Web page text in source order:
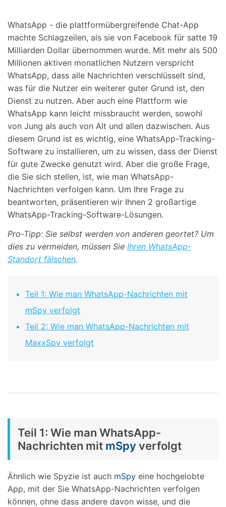
WhatsApp - die plattformübergreifende Chat-App
machte Schlagzeilen, als sie von Facebook für satte 19
Milliarden Dollar übernommen wurde. Mit mehr als 500
Millionen aktiven monatlichen Nutzern verspricht
WhatsApp, dass alle Nachrichten verschlüsselt sind,
was für die Nutzer ein weiterer guter Grund ist, den
Dienst zu nutzen. Aber auch eine Plattform wie
WhatsApp kann leicht missbraucht werden, sowohl
von Jung als auch von Alt und allen dazwischen. Aus
diesem Grund ist es wichtig, eine WhatsApp-Tracking-
Software zu installieren, um zu wissen, dass der Dienst
für gute Zwecke genutzt wird. Aber die große Frage,
die Sie sich stellen, ist, wie man WhatsApp-
Nachrichten verfolgen kann. Um Ihre Frage zu
beantworten, präsentieren wir Ihnen 2 großartige
WhatsApp-Tracking-Software-Lösungen.
Pro-Tipp: Sie selbst werden von anderen geortet? Um
dies zu vermeiden, müssen Sie Ihren WhatsApp-
Standort fälschen.
Teil 1: Wie man WhatsApp-Nachrichten mit
mSpy verfolgt
Teil 2: Wie man WhatsApp-Nachrichten mit
MaxxSpy verfolgt
Teil 1: Wie man WhatsApp-
Nachrichten mit mSpy verfolgt
Ähnlich wie Spyzie ist auch mSpy eine hochgelobte
App, mit der Sie WhatsApp-Nachrichten verfolgen
können, ohne dass andere davon wisse, und die